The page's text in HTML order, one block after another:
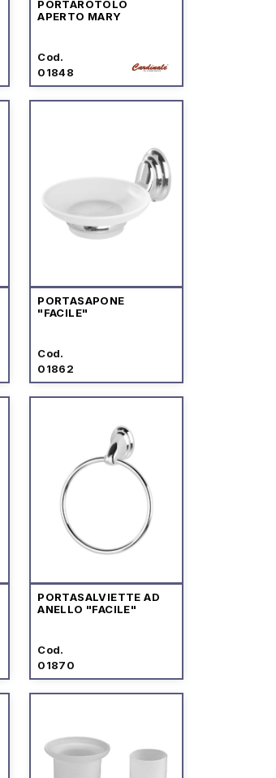
PORTAROTOLO
APERTO MARY
Cod.
01848
PORTASAPONE
"FACILE"
Cod.
01862
PORTASALVIETTE AD
ANELLO "FACILE"
Cod.
01870